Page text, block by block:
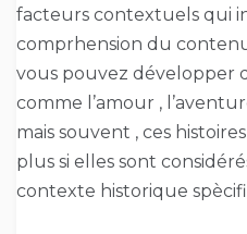
facteurs contextuels qui
comprhension du
vous pouvez développer
comme l’amour ,
mais souvent , ces
plus si elles sont
contexte historique